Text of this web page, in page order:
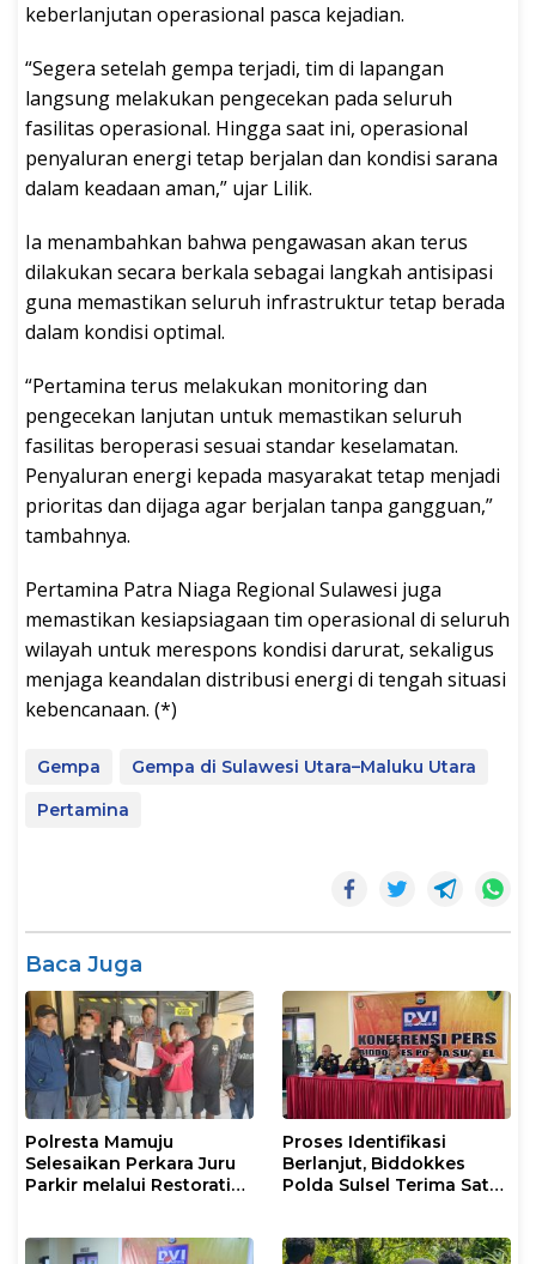
keberlanjutan operasional pasca kejadian.
“Segera setelah gempa terjadi, tim di lapangan
langsung melakukan pengecekan pada seluruh
fasilitas operasional. Hingga saat ini, operasional
penyaluran energi tetap berjalan dan kondisi sarana
dalam keadaan aman,” ujar Lilik.
Ia menambahkan bahwa pengawasan akan terus
dilakukan secara berkala sebagai langkah antisipasi
guna memastikan seluruh infrastruktur tetap berada
dalam kondisi optimal.
“Pertamina terus melakukan monitoring dan
pengecekan lanjutan untuk memastikan seluruh
fasilitas beroperasi sesuai standar keselamatan.
Penyaluran energi kepada masyarakat tetap menjadi
prioritas dan dijaga agar berjalan tanpa gangguan,”
tambahnya.
Pertamina Patra Niaga Regional Sulawesi juga
memastikan kesiapsiagaan tim operasional di seluruh
wilayah untuk merespons kondisi darurat, sekaligus
menjaga keandalan distribusi energi di tengah situasi
kebencanaan. (*)
Gempa
Gempa di Sulawesi Utara–Maluku Utara
Pertamina
Baca Juga
Polresta Mamuju
Selesaikan Perkara Juru
Parkir melalui Restorative
Proses Identifikasi
Berlanjut, Biddokkes
Polda Sulsel Terima Satu